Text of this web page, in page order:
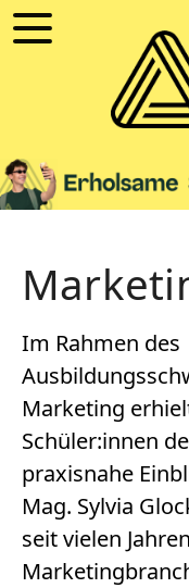
Im Rahmen des
Marketing
Schüler:innen
praxisnahe
Mag. Sylvia
seit vielen